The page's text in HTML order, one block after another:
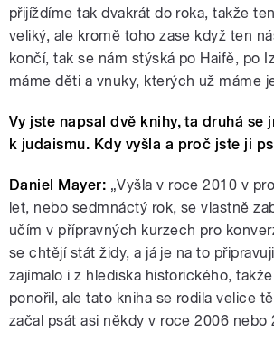
přijíždíme tak dvakrát do roka, takže
veliký, ale kromě toho zase když ten
končí, tak se nám stýská po Haifě, po
máme děti a vnuky, kterých už máme
Vy jste napsal dvě knihy, ta druhá se
k judaismu. Kdy vyšla a proč jste ji
Daniel Mayer: „Vyšla v roce 2010 v
let, nebo sedmnáctý rok, se vlastně
učím v přípravných kurzech pro
se chtějí stát židy, a já je na to
zajímalo i z hlediska historického,
ponořil, ale tato kniha se rodila velice
začal psát asi někdy v roce 2006 nebo